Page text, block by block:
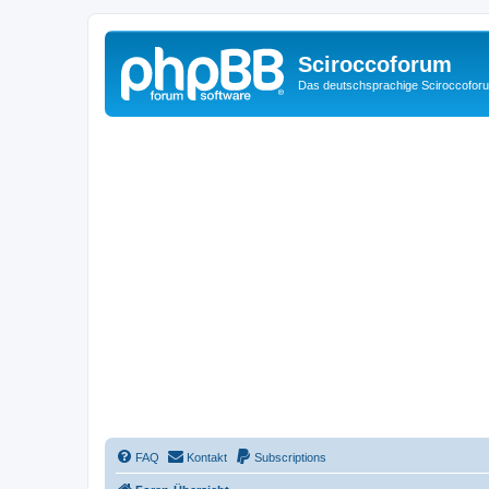
Sciroccoforum
Das deutschsprachige
FAQ Kontakt Subscriptions